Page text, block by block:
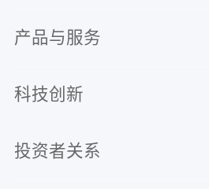
产品与服务
科技创新
投资者关系